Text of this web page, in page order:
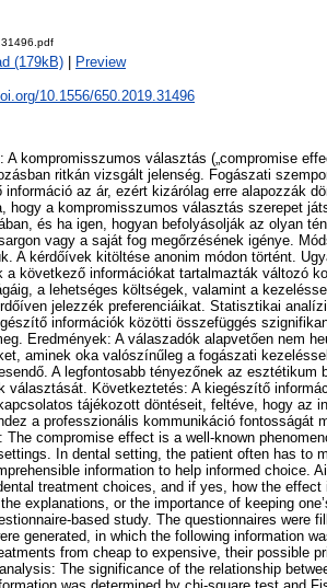
(179kB) Preview
10.1556/650.2019.31496
kompromisszumos választás („compromise
ritkán vizsgált jelenség. Fogászati
információ az ár, ezért kizárólag erre alapozzák
hogy a kompromisszumos választás szerepet
és ha igen, hogyan befolyásolják az olyan
vagy a saját fog megőrzésének igénye.
A kérdőívek kitöltése anonim módon történt.
a következő információkat tartalmazták változó
a lehetséges költségek, valamint a
jelezzék preferenciáikat. Statisztikai
információk közötti összefüggés
Eredmények: A válaszadók alapvetően nem
aminek oka valószínűleg a fogászati
A legfontosabb tényezőnek az
választását. Következtetés: A kiegészítő
tájékozott döntéseit, feltéve, hogy az
a professzionális kommunikáció fontosságát
The compromise effect is a well-known
In dental setting, the patient often has to
information to help informed choice.
treatment choices, and if yes, how the
explanations, or the importance of keeping
based study. The questionnaires were
generated, in which the following information
from cheap to expensive, their possible
The significance of the relationship